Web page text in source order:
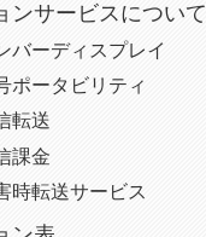
ンサービスについて
バーディスプレイ
ポータビリティ
転送
課金
時転送サービス